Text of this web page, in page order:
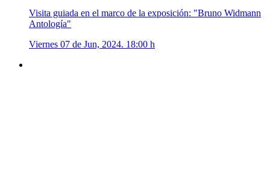
Visita guiada en el marco de la exposición: "Bruno Widmann
Antología"
Viernes 07 de Jun, 2024. 18:00 h